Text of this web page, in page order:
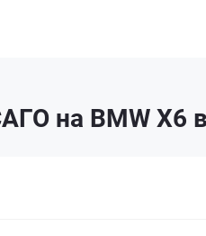
на BMW X6